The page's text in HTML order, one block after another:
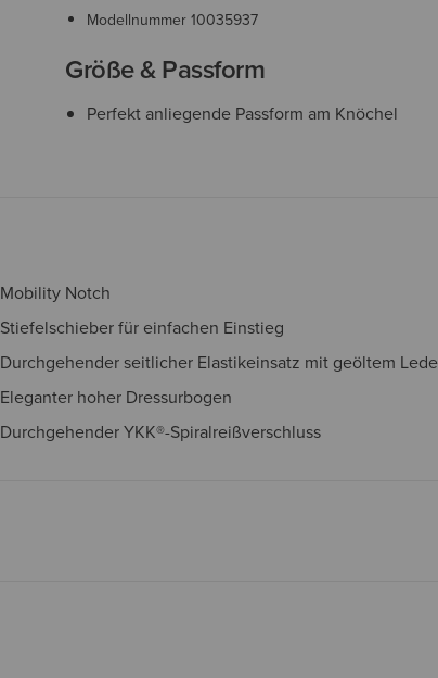
Modellnummer10035937
Größe & Passform
Perfekt anliegende Passform am Knöchel
Mobility Notch
Stiefelschieber für einfachen Einstieg
Durchgehender seitlicher Elastikeinsatz mit geöltem
Eleganter hoher Dressurbogen
Durchgehender YKK®-Spiralreißverschluss